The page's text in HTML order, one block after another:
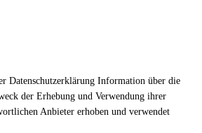
Datenschutzerklärung Information über die
der Erhebung und Verwendung ihrer
Anbieter erhoben und verwendet